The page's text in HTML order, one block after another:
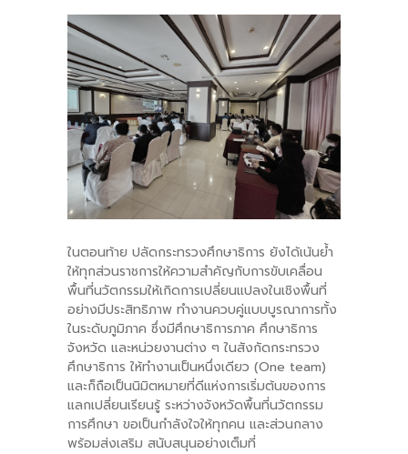
ในตอนท้าย ปลัดกระทรวงศึกษาธิการ ยังได้เน้นย้ำ
ให้ทุกส่วนราชการให้ความสำคัญกับการขับเคลื่อน
พื้นที่นวัตกรรมให้เกิดการเปลี่ยนแปลงในเชิงพื้นที่
อย่างมีประสิทธิภาพ ทำงานควบคู่แบบบูรณาการทั้ง
ในระดับภูมิภาค ซึ่งมีศึกษาธิการภาค ศึกษาธิการ
จังหวัด และหน่วยงานต่าง ๆ ในสังกัดกระทรวง
ศึกษาธิการ ให้ทำงานเป็นหนึ่งเดียว (One team)
และก็ถือเป็นนิมิตหมายที่ดีแห่งการเริ่มต้นของการ
แลกเปลี่ยนเรียนรู้ ระหว่างจังหวัดพื้นที่นวัตกรรม
การศึกษา ขอเป็นกำลังใจให้ทุกคน และส่วนกลาง
พร้อมส่งเสริม สนับสนุนอย่างเต็มที่